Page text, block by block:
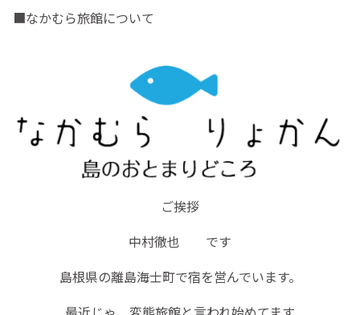
■なかむら旅館について
ご挨拶
中村徹也 です
島根県の離島海士町で宿を営んでいます。